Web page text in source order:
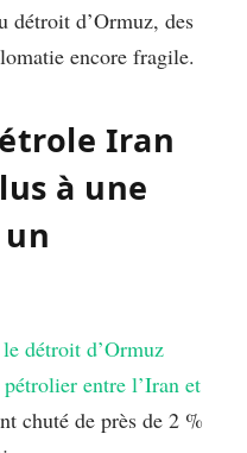
détroit d’Ormuz, des
encore fragile.
Iran
à une
le détroit d’Ormuz
entre l’Iran et
chuté de près de 2 %